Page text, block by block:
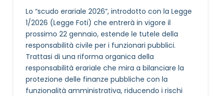
Lo “scudo erariale 2026”, introdotto con la Legge
1/2026 (Legge Foti) che entrerà in vigore il
prossimo 22 gennaio, estende le tutele della
responsabilità civile per i funzionari pubblici.
Trattasi di una riforma organica della
responsabilità erariale che mira a bilanciare la
protezione delle finanze pubbliche con la
funzionalità amministrativa, riducendo i rischi